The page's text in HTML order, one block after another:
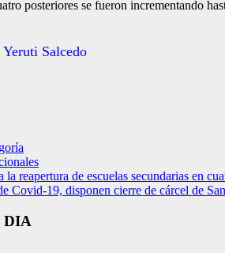
posteriores se fueron incrementando
Yeruti Salcedo
la reapertura de escuelas secundarias en
Covid-19, disponen cierre de cárcel de
DIA